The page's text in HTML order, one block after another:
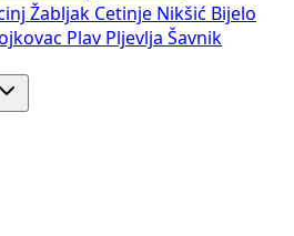
Žabljak Cetinje Nikšić Bijelo
Plav Pljevlja Šavnik